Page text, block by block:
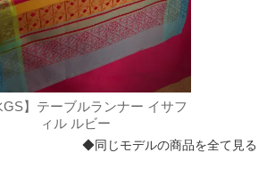
GS】テーブルランナー イサフ
ィル ルビー
◆同じモデルの商品を全て見る